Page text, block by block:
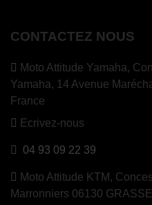
CONTACTEZ NOUS
Moto Attitude Yamaha,
Yamaha, 14 Avenue
France
Ecrivez-nous
04 93 09 22 39
Moto Attitude KTM,
Marronniers 06130